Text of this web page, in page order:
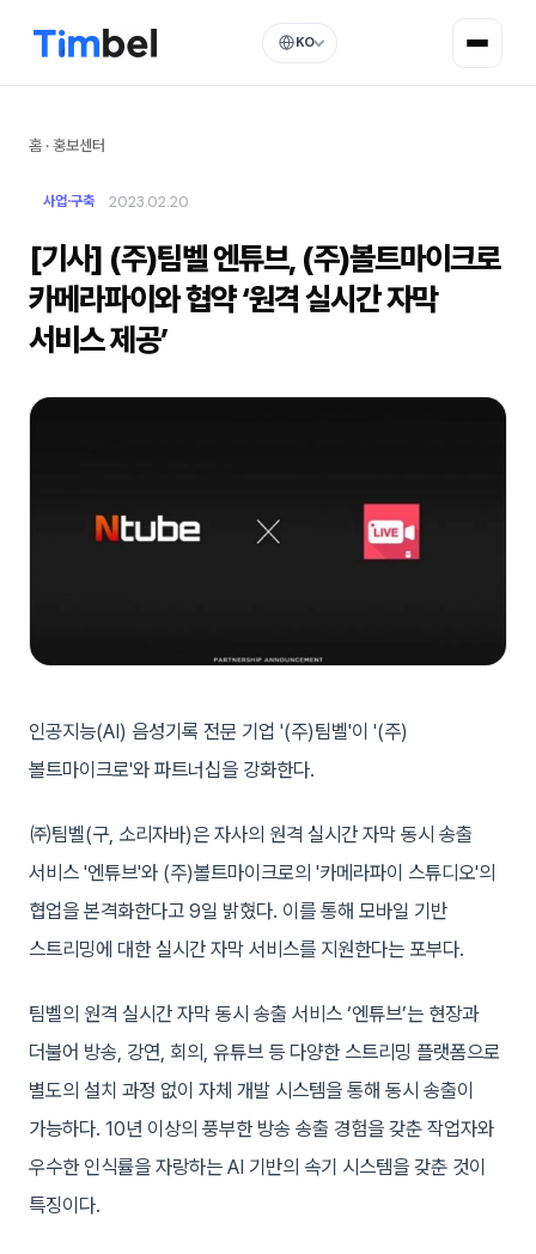
KO
홈 · 홍보센터
사업·구축 2023.02.20
[기사] (주)팀벨 엔튜브, (주)볼트마이크로
카메라파이와 협약 ‘원격 실시간 자막
서비스 제공’
인공지능(AI) 음성기록 전문 기업 '(주)팀벨'이 '(주)
볼트마이크로'와 파트너십을 강화한다.
㈜팀벨(구, 소리자바)은 자사의 원격 실시간 자막 동시 송출
서비스 '엔튜브'와 (주)볼트마이크로의 '카메라파이 스튜디오'의
협업을 본격화한다고 9일 밝혔다. 이를 통해 모바일 기반
스트리밍에 대한 실시간 자막 서비스를 지원한다는 포부다.
팀벨의 원격 실시간 자막 동시 송출 서비스 ‘엔튜브’는 현장과
더불어 방송, 강연, 회의, 유튜브 등 다양한 스트리밍 플랫폼으로
별도의 설치 과정 없이 자체 개발 시스템을 통해 동시 송출이
가능하다. 10년 이상의 풍부한 방송 송출 경험을 갖춘 작업자와
우수한 인식률을 자랑하는 AI 기반의 속기 시스템을 갖춘 것이
특징이다.